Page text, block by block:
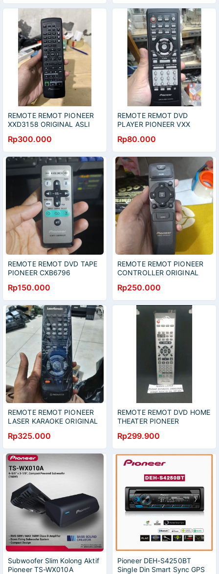
REMOTE REMOT PIONEER
XXD3158 ORIGINAL ASLI
Rp300.000
REMOTE REMOT DVD
PLAYER PIONEER VXX
Rp80.000
REMOTE REMOT DVD TAPE
PIONEER CXB6796
Rp150.000
REMOTE REMOT PIONEER
CONTROLLER ORIGINAL
Rp250.000
REMOTE REMOT PIONEER
LASER KARAOKE ORIGINAL
Rp325.000
REMOTE REMOT DVD HOME
THEATER PIONEER
Rp299.900
Subwoofer Slim Kolong Aktif
Pioneer TS-WX010A
Pioneer DEH-S4250BT
Single Din Smart Sync GPS